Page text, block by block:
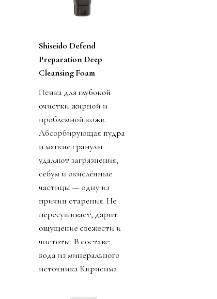
Shiseido Defend
Preparation Deep
Cleansing Foam
Пенка для глубокой
очистки жирной и
проблемной кожи.
Абсорбирующая пудра
и мягкие гранулы
удаляют загрязнения,
себум и окислённые
частицы — одну из
причин старения. Не
пересушивает, дарит
ощущение свежести и
чистоты. В составе:
вода из минерального
источника Кирисима.